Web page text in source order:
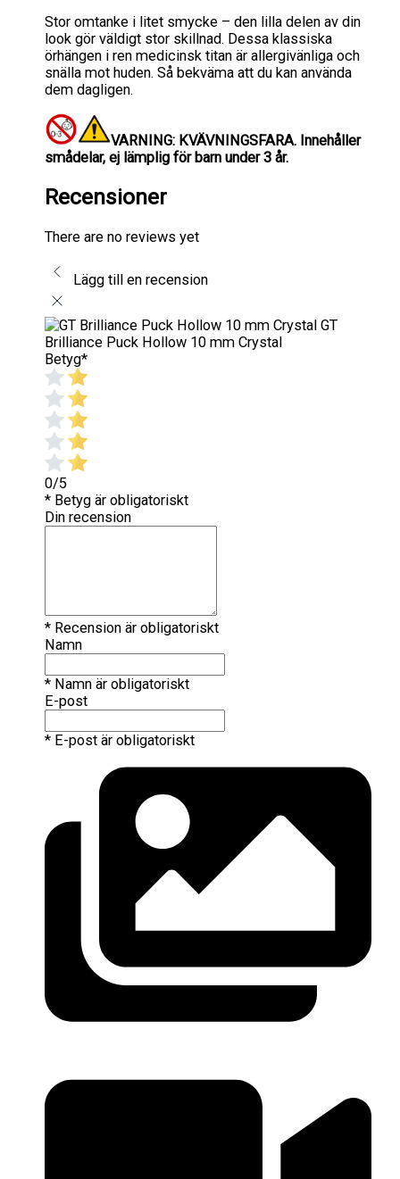
Stor omtanke i litet smycke – den lilla delen av din
look gör väldigt stor skillnad. Dessa klassiska
örhängen i ren medicinsk titan är allergivänliga och
snälla mot huden. Så bekväma att du kan använda
dem dagligen.
VARNING: KVÄVNINGSFARA. Innehåller
smådelar, ej lämplig för barn under 3 år.
Recensioner
There are no reviews yet
Lägg till en recension
GT
Brilliance Puck Hollow 10 mm Crystal
Betyg*
0/5
* Betyg är obligatoriskt
Din recension
* Recension är obligatoriskt
Namn
* Namn är obligatoriskt
E-post
* E-post är obligatoriskt